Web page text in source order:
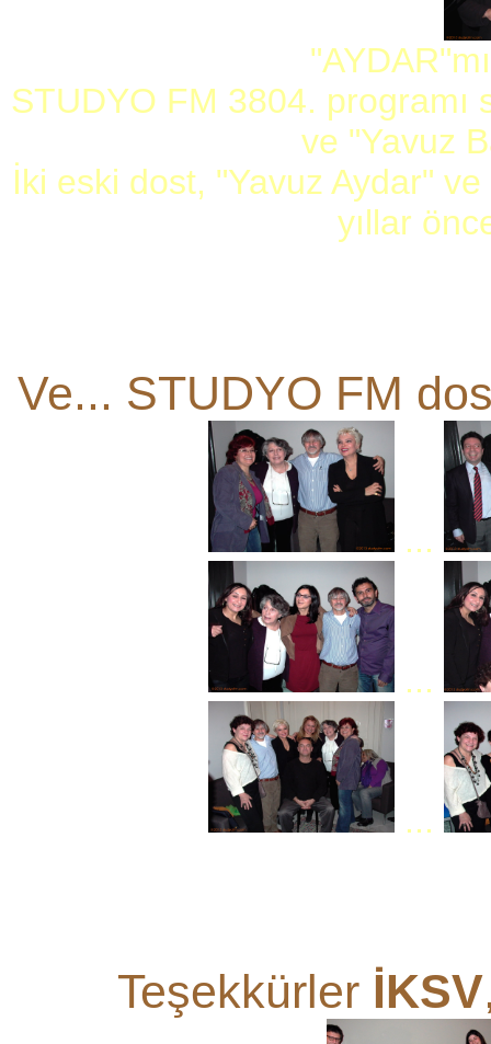
STUDYO FM 3804. programı
ve "Yavuz
İki eski dost, "Yavuz Aydar"
yıllar
Ve... STUDYO FM
...
...
...
Teşekkürler İKSV